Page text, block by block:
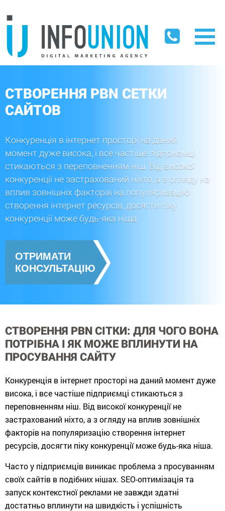
СТВОРЕННЯ PBN СЕТКИ
САЙТОВ
Конкуренція в інтернет просторі на даний
момент дуже висока, і все частіше підприємці
стикаються з переповненням ніш. Від високої
конкуренції не застрахований ніхто, а з огляду на
вплив зовнішніх факторів на популяризацію
створення інтернет ресурсів, досягти піку
конкуренції може будь-яка ніша.
ОТРИМАТИ
КОНСУЛЬТАЦІЮ
СТВОРЕННЯ PBN СІТКИ: ДЛЯ ЧОГО ВОНА
ПОТРІБНА І ЯК МОЖЕ ВПЛИНУТИ НА
ПРОСУВАННЯ САЙТУ
Конкуренція в інтернет просторі на даний момент дуже
висока, і все частіше підприємці стикаються з
переповненням ніш. Від високої конкуренції не
застрахований ніхто, а з огляду на вплив зовнішніх
факторів на популяризацію створення інтернет
ресурсів, досягти піку конкуренції може будь-яка ніша.
Часто у підприємців виникає проблема з просуванням
своїх сайтів в подібних нішах. SEO-оптимізація та
запуск контекстної реклами не завжди здатні
достатньо вплинути на швидкість і успішність